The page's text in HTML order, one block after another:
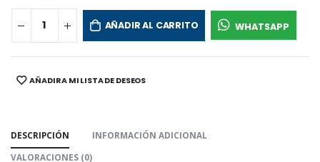
AÑADIR AL CARRITO WHATSAPP
SHARE:AÑADIR A MI LISTA DE DESEOS
DESCRIPCIÓN
INFORMACIÓN ADICIONAL
VALORACIONES (0)